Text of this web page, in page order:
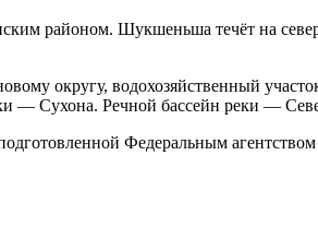
районом. Шукшеньша течёт на
округу, водохозяйственный
— Сухона. Речной бассейн реки —
Федеральным